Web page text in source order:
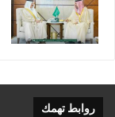
روابط تهمك